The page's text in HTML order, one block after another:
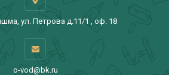
ул. Петрова д.11/1 , оф. 18
o-vod@bk.ru